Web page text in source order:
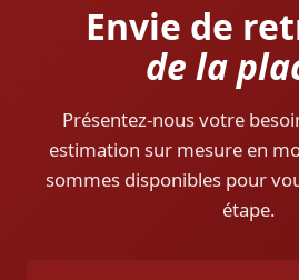
Envie de
de la
Présentez-nous votre
estimation sur mesure en
sommes disponibles pour
étape.